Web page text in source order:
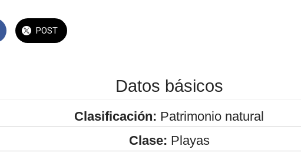
POST
Datos básicos
Clasificación: Patrimonio natural
Clase: Playas